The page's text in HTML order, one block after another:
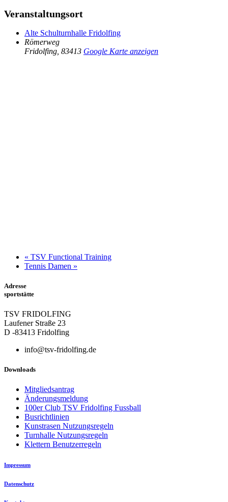
Veranstaltungsort
Alte Schulturnhalle Fridolfing
Römerweg
Fridolfing 83413 Google Karte anzeigen
« TSV Functional Training
Tennis Damen »
Adresse
sportstätte
TSV FRIDOLFING
Laufener Straße 23
D -83413 Fridolfing
info@tsv-fridolfing.de
Downloads
Mitgliedsantrag
Änderungsmeldung
100er Club TSV Fridolfing Fussball
Busrichtlinien
Kunstrasen Nutzungsregeln
Turnhalle Nutzungsregeln
Klettern Benutzerregeln
Impressum
Datenschutz